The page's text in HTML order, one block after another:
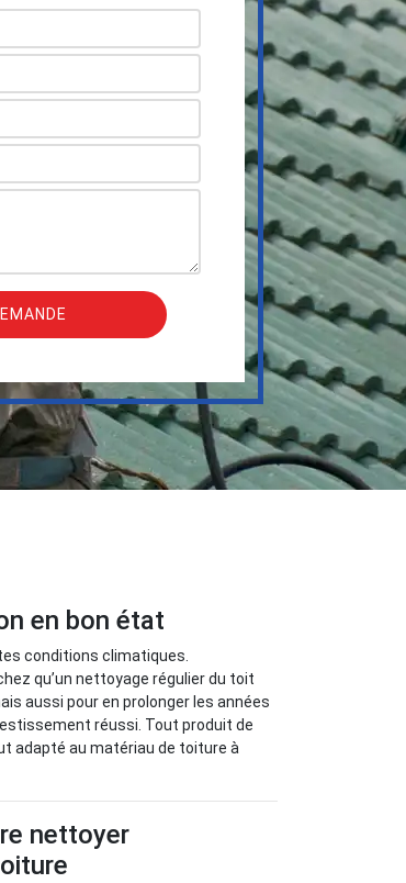
en bon état
conditions climatiques.
qu’un nettoyage régulier du toit
aussi pour en prolonger les années
réussi. Tout produit de
adapté au matériau de toiture à
nettoyer